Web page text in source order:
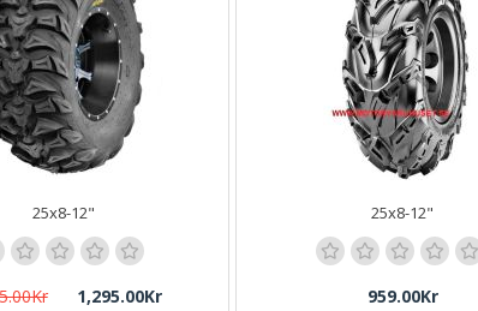
25x8-12"
1,295.00Kr
25x8-12"
959.00Kr